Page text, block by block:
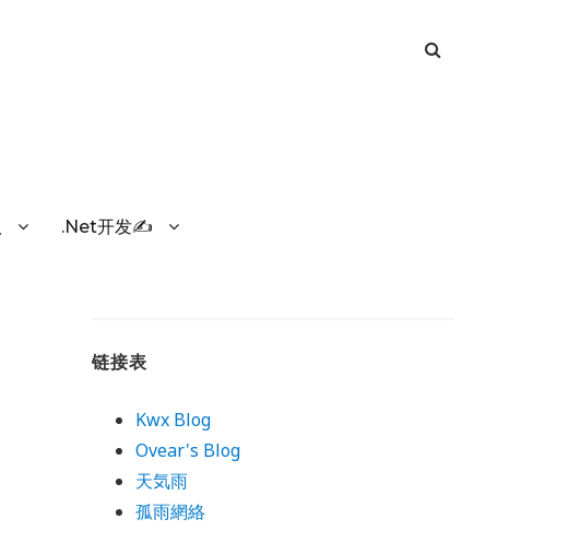
.Net开发✍
链接表
Kwx Blog
Ovear's Blog
天気雨
孤雨網絡